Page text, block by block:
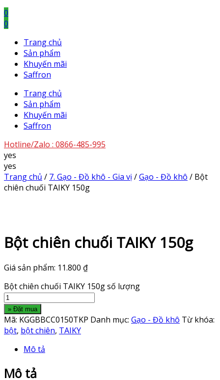
0
0
Trang chủ
Sản phẩm
Khuyến mãi
Saffron
Trang chủ
Sản phẩm
Khuyến mãi
Saffron
Hotline/Zalo : 0866-485-995
yes
yes
Trang chủ / 7. Gạo - Đồ khô - Gia vị /Gạo - Đồ khô / Bột
chiên chuối TAIKY 150g
Bột chiên chuối TAIKY 150g
Giá sản phẩm: 11.800 ₫
Bột chiên chuối TAIKY 150g số lượng
» Đặt mua
Mã: KGGBBCC0150TKP Danh mục: Gạo - Đồ khô Từ khóa:
bột, bột chiên, TAIKY
Mô tả
Mô tả